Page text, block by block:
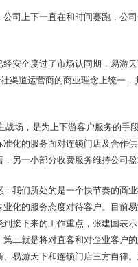
司上下一直在和时间赛跑，公
安全度过了市场认同期，易游
渠道运营商的商业理念上统一
战场，是为上下游客户服务的
化的服务面对连锁门店及合作
另一小部分收费服务维持公司盈
我们所处的是一个快节奏的商
化的服务态度对待客户。目前
接下来的工作重点，张建国表
二就是将对直客和对企业客户
易游天下和连锁门店三方自律